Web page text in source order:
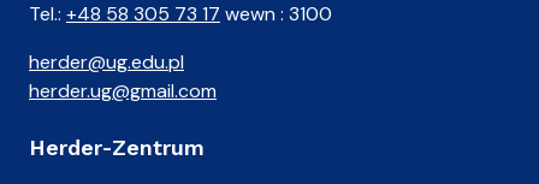
Tel.: +48 58 305 73 17 wewn : 3100
herder@ug.edu.pl
herder.ug@gmail.com
Herder-Zentrum